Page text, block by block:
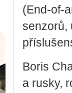
(End-of-
senzorů,
Boris
a rusky,